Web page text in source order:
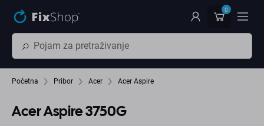
0
Početna Pribor Acer Acer Aspire
Acer Aspire 3750G